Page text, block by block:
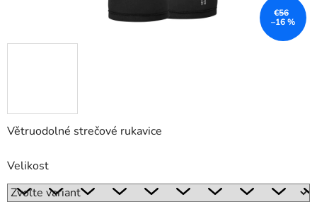
Větruodolné strečové rukavice
Velikost
€56
–16 %